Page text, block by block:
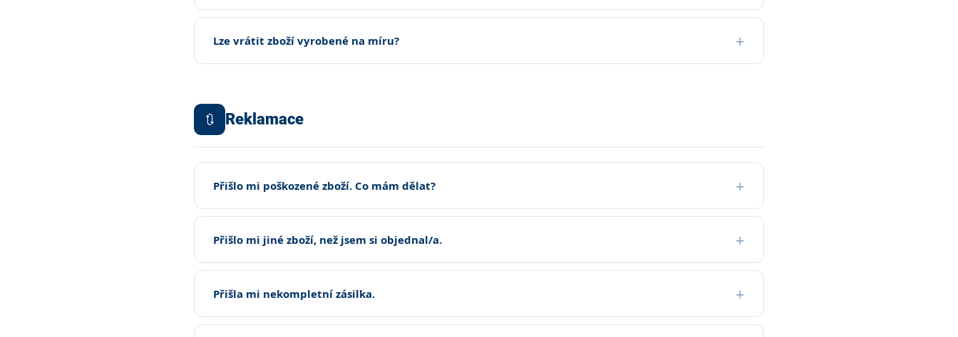
Lze vrátit zboží vyrobené na míru?
🔃 Reklamace
Přišlo mi poškozené zboží. Co mám dělat?
Přišlo mi jiné zboží, než jsem si objednal/a.
Přišla mi nekompletní zásilka.